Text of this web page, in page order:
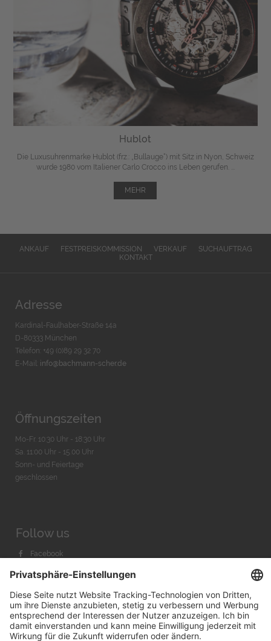
Hublot
Die Luxusuhrenmarke Hublot (frz.: „Bullauge“) mit Sitz in Nyon, Schweiz
wurde 1980 vom Italiener Carlo Crocco ins Leben gerufen. ...
MEHR
ANKAUF FESTPREISKOMMISSION VERKAUF
SUCHAUFTRAG
KONTAKT
Adresse
Kardinal-Faulhaber-Straße 14a
D-80333 München
Telefon: +49 (0)89 29 32 70
E-Mail: info@bachmann-scher.de
Öffnungszeiten
Mo-Fr. 10:30 Uhr - 18:30 Uhr
Sa. 11:00 Uhr - 15.00 Uhr
Sonn- und Feiertage
geschlossen
Follow us
Facebook
Youtube